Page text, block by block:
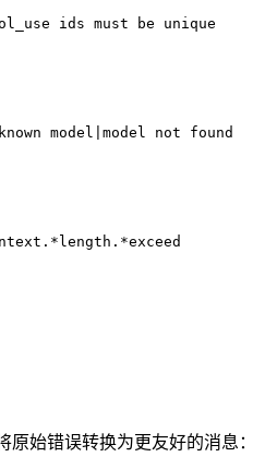
ids must be unique
model|model not found
始错误转换为更友好的消息：